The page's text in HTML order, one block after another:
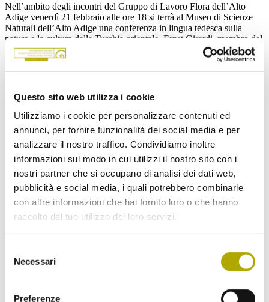
Questo sito web utilizza i cookie
Utilizziamo i cookie per personalizzare contenuti ed
annunci, per fornire funzionalità dei social media e per
analizzare il nostro traffico. Condividiamo inoltre
informazioni sul modo in cui utilizzi il nostro sito con i
nostri partner che si occupano di analisi dei dati web,
pubblicità e social media, i quali potrebbero combinarle
con altre informazioni che hai fornito loro o che hanno
raccolto dal tuo utilizzo dei loro servizi.
delNecessari
Preferenze
Nell’ambito degli incontri del Gruppo di Lavoro Flora dell’Alto
Adige venerdì 21 febbraio alle ore 18 si terrà al Museo di Scienze
Naturali dell’Alto Adige una conferenza in lingua tedesca sulla
natura e la cultura della Turchia orientale. Ernst Girardi, membro del
suddetto gruppo di lavoro, parlerà del suo viaggio in Turchia e delle
sue impressioni sul paesaggio naturale e culturale dell’Anatolia
centrale e orientale, sui paesaggi, sugli uccelli, sulle piante e sui siti
Info:Tel. 0471 416881
Condividi l'articolo su Facebook
Qui potete trovare ulteriori articoli
Tema: Novità
25. Agosto
Francesco Romito: Il lupo tra politica, scienza e convivenza
Homo Sapiens e uomo di Neanderthal: Cafè Philosophique al